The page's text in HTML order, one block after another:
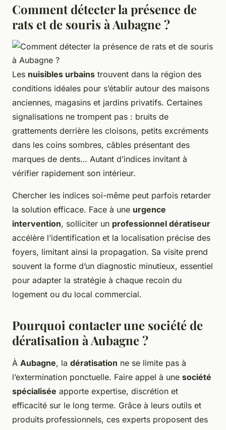
Comment détecter la présence de
rats et de souris à Aubagne ?
Les nuisibles urbains trouvent dans la région des
conditions idéales pour s’établir autour des maisons
anciennes, magasins et jardins privatifs. Certaines
signalisations ne trompent pas : bruits de
grattements derrière les cloisons, petits excréments
dans les coins sombres, câbles présentant des
marques de dents… Autant d’indices invitant à
vérifier rapidement son intérieur.
Chercher les indices soi-même peut parfois retarder
la solution efficace. Face à une urgence
intervention, solliciter un professionnel dératiseur
accélère l’identification et la localisation précise des
foyers, limitant ainsi la propagation. Sa visite prend
souvent la forme d’un diagnostic minutieux, essentiel
pour adapter la stratégie à chaque recoin du
logement ou du local commercial.
Pourquoi contacter une société de
dératisation à Aubagne ?
À Aubagne, la dératisation ne se limite pas à
l’extermination ponctuelle. Faire appel à une société
spécialisée apporte expertise, discrétion et
efficacité sur le long terme. Grâce à leurs outils et
produits professionnels, ces experts proposent des